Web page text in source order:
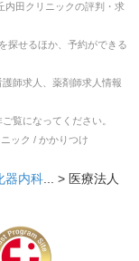
内田クリニックの評判・求
探せるほか、予約ができる
師求人、薬剤師求人情報
覧になってください。
ック / かかりつけ
器内科 ... > 医療法人